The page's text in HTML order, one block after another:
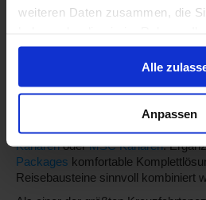
weiteren Daten zusammen, die
gesammelt haben.
Alle
Anpassen
EineKreuzfahrt Kanaren verbindet
Ausflugsmöglichkeiten – ideal, um
auf einer Reise zu kombinieren.
Besonders beliebt sind Routen mit
KanarenoderMSC Kanaren.
Packages komfortable
Reisebausteine sinnvoll kombiniert